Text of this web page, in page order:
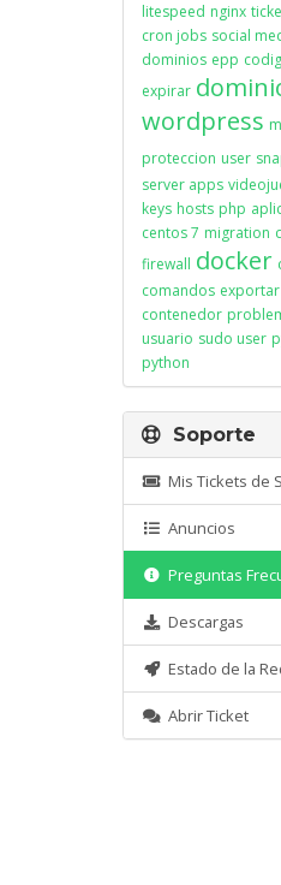
litespeed nginx
cron jobs social
dominios epp
expirar
wordpress
proteccion user
server apps
keys hosts php
centos 7 migration
firewall docker
comandos exportar
contenedor
usuario sudo user
python
Soporte
Mis Tickets de
Anuncios
Preguntas
Descargas
Estado de la
Abrir Ticket